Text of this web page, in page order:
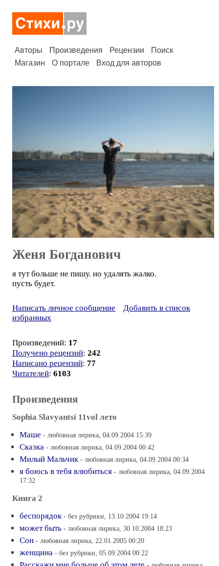
Авторы Произведения Рецензии
Поиск
Магазин
О портале Вход для авторов
Женя Богданович
я тут больше не пишу. но удалять жалко.
пусть будет.
Написать личное сообщение
Добавить в список
избранных
Произведений: 17
Получено рецензий: 242
Написано рецензий: 77
Читателей: 6103
Произведения
Sophia Slavyantsi 11vol лето
Маше - любовная лирика, 04.09.2004 15:39
Сказка - любовная лирика, 04.09.2004 00:42
Милый Мальчик - любовная лирика, 04.09.2004 00:34
я боюсь в тебя влюбиться - любовная лирика, 04.09.2004
17:32
Книга 2
беспорядок - без рубрики, 13.10.2004 19:14
может быть - любовная лирика, 30.10.2004 18:23
Cон - любовная лирика, 22.01.2005 00:20
женщина - без рубрики, 05.09.2004 00:22